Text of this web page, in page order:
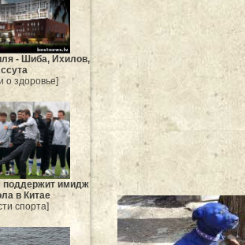
- Шиба, Ихилов,
о здоровье]
поддержит имидж
в Китае
спорта]